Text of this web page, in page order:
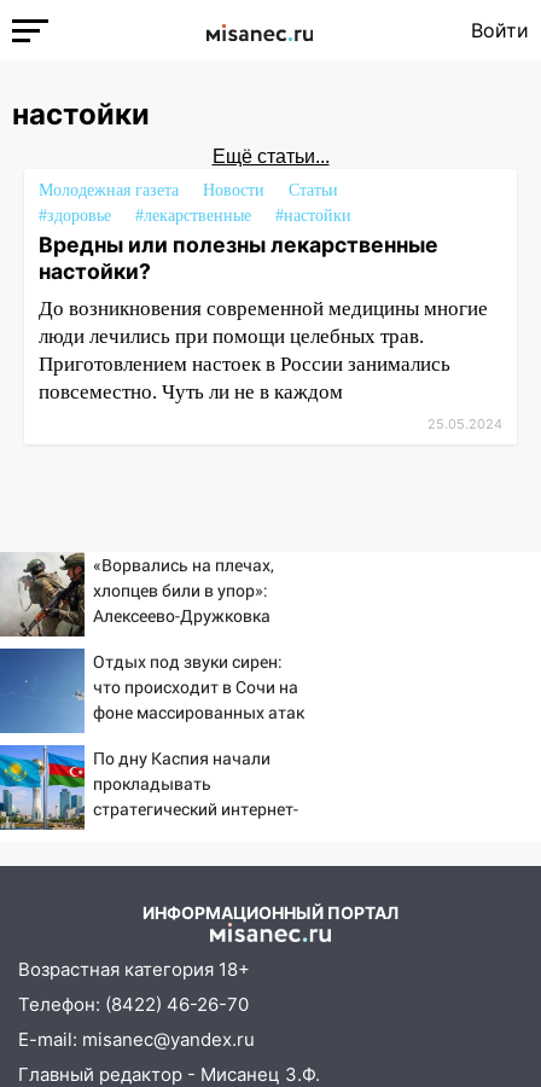
Войти
настойки
Ещё статьи...
Молодежная газета Новости
Статьи
#здоровье
#лекарственные #настойки
Вредны или полезны лекарственные
настойки?
До возникновения современной медицины многие
люди лечились при помощи целебных трав.
Приготовлением настоек в России занимались
повсеместно. Чуть ли не в каждом
25.05.2024
«Ворвались на плечах,
хлопцев били в упор»:
Алексеево-Дружковка
«птах Мадьяра»
Отдых под звуки сирен:
что происходит в Сочи на
фоне массированных атак
По дну Каспия начали
прокладывать
стратегический интернет-
ИНФОРМАЦИОННЫЙ ПОРТАЛ
Возрастная категория 18+
Телефон: (8422) 46-26-70
E-mail: misanec@yandex.ru
Главный редактор - Мисанец З.Ф.